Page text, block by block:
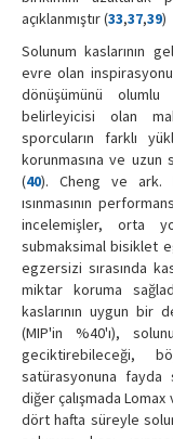
açıklanmıştır (33,37,39)
Solunum kaslarının
evre olan
dönüşümünü
belirleyicisi olan
sporcuların farklı
korunmasına ve
(40). Cheng ve ark.
ısınmasının
incelemişler, orta
submaksimal bisiklet
egzersizi sırasında
miktar koruma
kaslarının uygun bir
(MIP'in %40'ı),
geciktirebileceği,
satürasyonuna
diğer çalışmada
dört hafta süreyle